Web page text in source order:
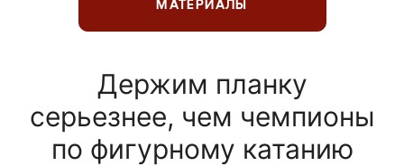
МАТЕРИАЛЫ
Держим планку
серьезнее, чем чемпионы
по фигурному катанию